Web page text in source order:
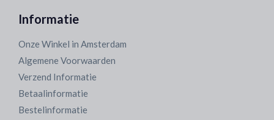
Informatie
Onze Winkel in Amsterdam
Algemene Voorwaarden
Verzend Informatie
Betaalinformatie
Bestelinformatie